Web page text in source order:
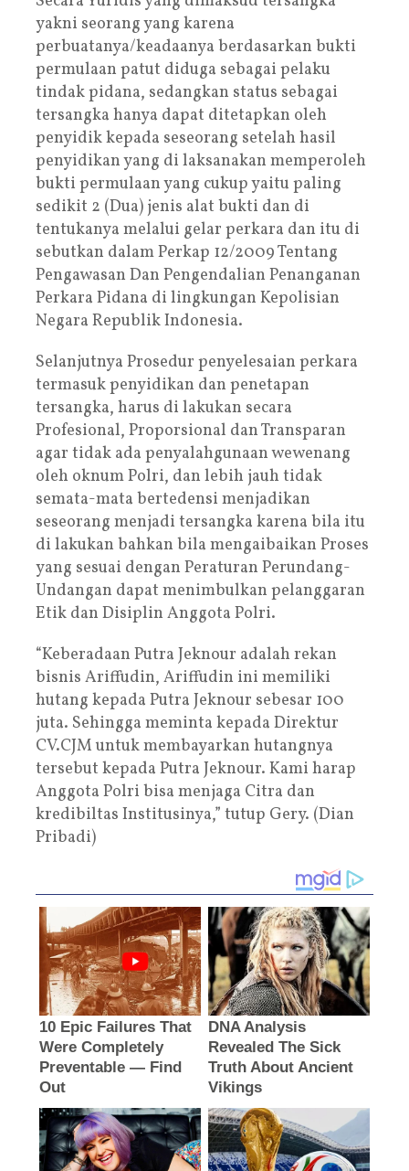
yakni seorang yang karena
perbuatanya/keadaanya berdasarkan bukti
permulaan patut diduga sebagai pelaku
tindak pidana, sedangkan status sebagai
tersangka hanya dapat ditetapkan oleh
penyidik kepada seseorang setelah hasil
penyidikan yang di laksanakan memperoleh
bukti permulaan yang cukup yaitu paling
sedikit 2 (Dua) jenis alat bukti dan di
tentukanya melalui gelar perkara dan itu di
sebutkan dalam Perkap 12/2009 Tentang
Pengawasan Dan Pengendalian Penanganan
Perkara Pidana di lingkungan Kepolisian
Negara Republik Indonesia.
Selanjutnya Prosedur penyelesaian perkara
termasuk penyidikan dan penetapan
tersangka, harus di lakukan secara
Profesional, Proporsional dan Transparan
agar tidak ada penyalahgunaan wewenang
oleh oknum Polri, dan lebih jauh tidak
semata-mata bertedensi menjadikan
seseorang menjadi tersangka karena bila itu
di lakukan bahkan bila mengaibaikan Proses
yang sesuai dengan Peraturan Perundang-
Undangan dapat menimbulkan pelanggaran
Etik dan Disiplin Anggota Polri.
“Keberadaan Putra Jeknour adalah rekan
bisnis Ariffudin, Ariffudin ini memiliki
hutang kepada Putra Jeknour sebesar 100
juta. Sehingga meminta kepada Direktur
CV.CJM untuk membayarkan hutangnya
tersebut kepada Putra Jeknour. Kami harap
Anggota Polri bisa menjaga Citra dan
kredibiltas Institusinya,” tutup Gery. (Dian
Pribadi)